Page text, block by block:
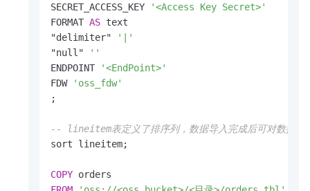
SECRET_ACCESS_KEY
'<Access Key Secret>'
FORMAT AS text
"delimiter"
'|'
"null"
''
ENDPOINT
'<EndPoint>'
FDW
'oss_fdw'
;
-- lineitem表定义了排序列，数据导入完成后可对数据进
sort lineitem;
COPY